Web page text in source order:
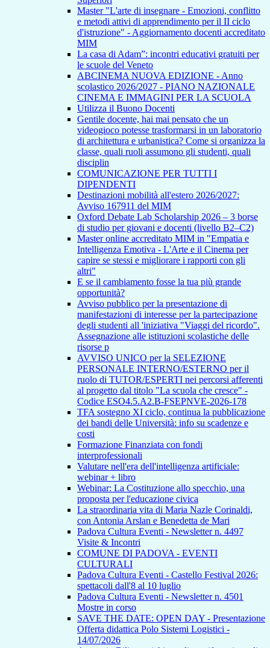
Master "L'arte di insegnare - Emozioni, conflitto
e metodi attivi di apprendimento per il II ciclo
d'istruzione" - Aggiornamento docenti accreditato
MIM
La casa di Adam”: incontri educativi gratuiti per
le scuole del Veneto
ABCINEMA NUOVA EDIZIONE - Anno
scolastico 2026/2027 - PIANO NAZIONALE
CINEMA E IMMAGINI PER LA SCUOLA
Utilizza il Buono Docenti
Gentile docente, hai mai pensato che un
videogioco potesse trasformarsi in un laboratorio
di architettura e urbanistica? Come si organizza la
classe, quali ruoli assumono gli studenti, quali
disciplin
COMUNICAZIONE PER TUTTI I
DIPENDENTI
Destinazioni mobilità all'estero 2026/2027:
Avviso 167911 del MIM
Oxford Debate Lab Scholarship 2026 – 3 borse
di studio per giovani e docenti (livello B2–C2)
Master online accreditato MIM in "Empatia e
Intelligenza Emotiva - L'Arte e il Cinema per
capire se stessi e migliorare i rapporti con gli
altri"
E se il cambiamento fosse la tua più grande
opportunità?
Avviso pubblico per la presentazione di
manifestazioni di interesse per la partecipazione
degli studenti all 'iniziativa "Viaggi del ricordo".
Assegnazione alle istituzioni scolastiche delle
risorse p
AVVISO UNICO per la SELEZIONE
PERSONALE INTERNO/ESTERNO per il
ruolo di TUTOR/ESPERTI nei percorsi afferenti
al progetto dal titolo "La scuola che cresce" -
Codice ESO4.5.A2.B-FSEPNVE-2026-178
TFA sostegno XI ciclo, continua la pubblicazione
dei bandi delle Università: info su scadenze e
costi
Formazione Finanziata con fondi
interprofessionali
Valutare nell'era dell'intelligenza artificiale:
webinar + libro
Webinar: La Costituzione allo specchio, una
proposta per l'educazione civica
La straordinaria vita di Maria Nazle Corinaldi,
con Antonia Arslan e Benedetta de Mari
Padova Cultura Eventi - Newsletter n. 4497
Visite & Incontri
COMUNE DI PADOVA - EVENTI
CULTURALI
Padova Cultura Eventi - Castello Festival 2026:
spettacoli dall'8 al 10 luglio
Padova Cultura Eventi - Newsletter n. 4501
Mostre in corso
SAVE THE DATE: OPEN DAY - Presentazione
Offerta didattica Polo Sistemi Logistici -
14/07/2026